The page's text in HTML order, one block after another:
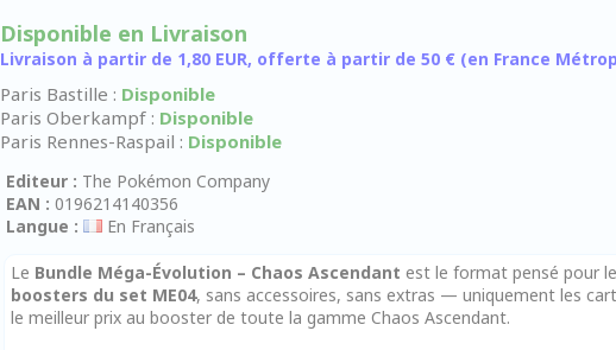
Disponible en Livraison
Livraison à partir de 1,80 EUR, offerte à partir de 50 € (en France
Paris Bastille : Disponible
Paris Oberkampf : Disponible
Paris Rennes-Raspail : Disponible
Editeur : The Pokémon Company
EAN : 0196214140356
Langue :
En Français
Le Bundle Méga-Évolution – Chaos Ascendant est le format pensé pour
boosters du set ME04, sans accessoires, sans extras — uniquement les
le meilleur prix au booster de toute la gamme Chaos Ascendant.